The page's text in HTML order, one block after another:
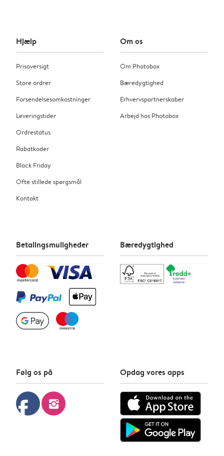
Hjælp
Prisoversigt
Store ordrer
Forsendelsesomkostninger
Leveringstider
Ordrestatus
Rabatkoder
Black Friday
Ofte stillede spørgsmål
Kontakt
Om os
Om Photobox
Bæredygtighed
Erhvervspartnerskaber
Arbejd hos Photobox
Betalingsmuligheder Bæredygtighed
Følg os på
facebook instagram
Opdag vores apps